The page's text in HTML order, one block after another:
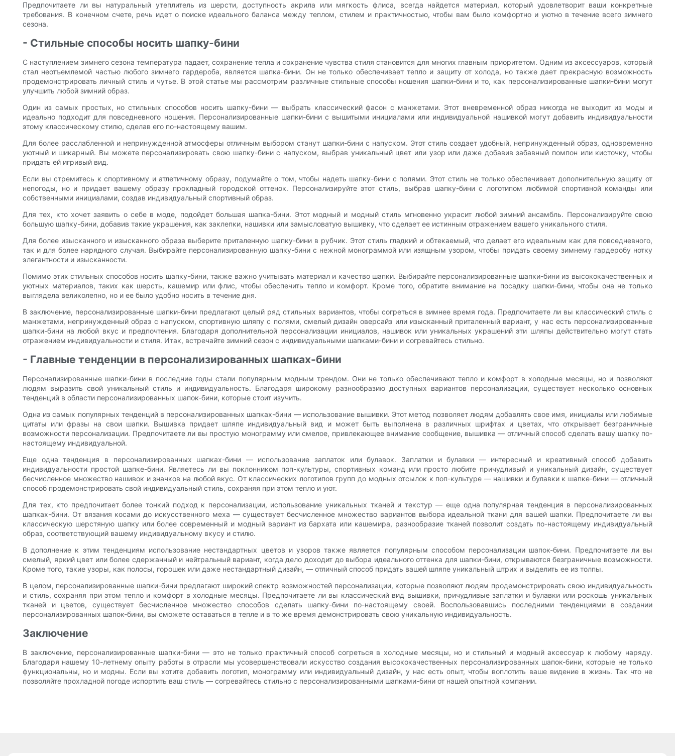
Предпочитаете ли вы натуральный утеплитель из шерсти, доступность акрила или мягкость флиса, всегда найдется материал, который удовлетворит ваши конкретные
требования. В конечном счете, речь идет о поиске идеального баланса между теплом, стилем и практичностью, чтобы вам было комфортно и уютно в течение всего зимнего
сезона.
- Стильные способы носить шапку-бини
С наступлением зимнего сезона температура падает, сохранение тепла и сохранение чувства стиля становится для многих главным приоритетом. Одним из аксессуаров, который
стал неотъемлемой частью любого зимнего гардероба, является шапка-бини. Он не только обеспечивает тепло и защиту от холода, но также дает прекрасную возможность
продемонстрировать личный стиль и чутье. В этой статье мы рассмотрим различные стильные способы ношения шапки-бини и то, как персонализированные шапки-бини могут
улучшить любой зимний образ.
Один из самых простых, но стильных способов носить шапку-бини — выбрать классический фасон с манжетами. Этот вневременной образ никогда не выходит из моды и
идеально подходит для повседневного ношения. Персонализированные шапки-бини с вышитыми инициалами или индивидуальной нашивкой могут добавить индивидуальности
этому классическому стилю, сделав его по-настоящему вашим.
Для более расслабленной и непринужденной атмосферы отличным выбором станут шапки-бини с напуском. Этот стиль создает удобный, непринужденный образ, одновременно
уютный и шикарный. Вы можете персонализировать свою шапку-бини с напуском, выбрав уникальный цвет или узор или даже добавив забавный помпон или кисточку, чтобы
придать ей игривый вид.
Если вы стремитесь к спортивному и атлетичному образу, подумайте о том, чтобы надеть шапку-бини с полями. Этот стиль не только обеспечивает дополнительную защиту от
непогоды, но и придает вашему образу прохладный городской оттенок. Персонализируйте этот стиль, выбрав шапку-бини с логотипом любимой спортивной команды или
собственными инициалами, создав индивидуальный спортивный образ.
Для тех, кто хочет заявить о себе в моде, подойдет большая шапка-бини. Этот модный и модный стиль мгновенно украсит любой зимний ансамбль. Персонализируйте свою
большую шапку-бини, добавив такие украшения, как заклепки, нашивки или замысловатую вышивку, что сделает ее истинным отражением вашего уникального стиля.
Для более изысканного и изысканного образа выберите приталенную шапку-бини в рубчик. Этот стиль гладкий и обтекаемый, что делает его идеальным как для повседневного,
так и для более нарядного случая. Выбирайте персонализированную шапку-бини с нежной монограммой или изящным узором, чтобы придать своему зимнему гардеробу нотку
элегантности и изысканности.
Помимо этих стильных способов носить шапку-бини, также важно учитывать материал и качество шапки. Выбирайте персонализированные шапки-бини из высококачественных и
уютных материалов, таких как шерсть, кашемир или флис, чтобы обеспечить тепло и комфорт. Кроме того, обратите внимание на посадку шапки-бини, чтобы она не только
выглядела великолепно, но и ее было удобно носить в течение дня.
В заключение, персонализированные шапки-бини предлагают целый ряд стильных вариантов, чтобы согреться в зимнее время года. Предпочитаете ли вы классический стиль с
манжетами, непринужденный образ с напуском, спортивную шляпу с полями, смелый дизайн оверсайз или изысканный приталенный вариант, у нас есть персонализированные
шапки-бини на любой вкус и предпочтения. Благодаря дополнительной персонализации инициалов, нашивок или уникальных украшений эти шляпы действительно могут стать
отражением индивидуальности и стиля. Итак, встречайте зимний сезон с индивидуальными шапками-бини и согревайтесь стильно.
- Главные тенденции в персонализированных шапках-бини
Персонализированные шапки-бини в последние годы стали популярным модным трендом. Они не только обеспечивают тепло и комфорт в холодные месяцы, но и позволяют
людям выразить свой уникальный стиль и индивидуальность. Благодаря широкому разнообразию доступных вариантов персонализации, существует несколько основных
тенденций в области персонализированных шапок-бини, которые стоит изучить.
Одна из самых популярных тенденций в персонализированных шапках-бини — использование вышивки. Этот метод позволяет людям добавлять свое имя, инициалы или любимые
цитаты или фразы на свои шапки. Вышивка придает шляпе индивидуальный вид и может быть выполнена в различных шрифтах и ​​цветах, что открывает безграничные
возможности персонализации. Предпочитаете ли вы простую монограмму или смелое, привлекающее внимание сообщение, вышивка — отличный способ сделать вашу шапку по-
настоящему индивидуальной.
Еще одна тенденция в персонализированных шапках-бини — использование заплаток или булавок. Заплатки и булавки — интересный и креативный способ добавить
индивидуальности простой шапке-бини. Являетесь ли вы поклонником поп-культуры, спортивных команд или просто любите причудливый и уникальный дизайн, существует
бесчисленное множество нашивок и значков на любой вкус. От классических логотипов групп до модных отсылок к поп-культуре — нашивки и булавки к шапке-бини — отличный
способ продемонстрировать свой индивидуальный стиль, сохраняя при этом тепло и уют.
Для тех, кто предпочитает более тонкий подход к персонализации, использование уникальных тканей и текстур — еще одна популярная тенденция в персонализированных
шапках-бини. От вязания косами до искусственного меха — существует бесчисленное множество вариантов выбора идеальной ткани для вашей шапки. Предпочитаете ли вы
классическую шерстяную шапку или более современный и модный вариант из бархата или кашемира, разнообразие тканей позволит создать по-настоящему индивидуальный
образ, соответствующий вашему индивидуальному вкусу и стилю.
В дополнение к этим тенденциям использование нестандартных цветов и узоров также является популярным способом персонализации шапок-бини. Предпочитаете ли вы
смелый, яркий цвет или более сдержанный и нейтральный вариант, когда дело доходит до выбора идеального оттенка для шапки-бини, открываются безграничные возможности.
Кроме того, такие узоры, как полосы, горошек или даже нестандартный дизайн, — отличный способ придать вашей шляпе уникальный штрих и выделить ее из толпы.
В целом, персонализированные шапки-бини предлагают широкий спектр возможностей персонализации, которые позволяют людям продемонстрировать свою индивидуальность
и стиль, сохраняя при этом тепло и комфорт в холодные месяцы. Предпочитаете ли вы классический вид вышивки, причудливые заплатки и булавки или роскошь уникальных
тканей и цветов, существует бесчисленное множество способов сделать шапку-бини по-настоящему своей. Воспользовавшись последними тенденциями в создании
персонализированных шапок-бини, вы сможете оставаться в тепле и в то же время демонстрировать свою уникальную индивидуальность.
Заключение
В заключение, персонализированные шапки-бини — это не только практичный способ согреться в холодные месяцы, но и стильный и модный аксессуар к любому наряду.
Благодаря нашему 10-летнему опыту работы в отрасли мы усовершенствовали искусство создания высококачественных персонализированных шапок-бини, которые не только
функциональны, но и модны. Если вы хотите добавить логотип, монограмму или индивидуальный дизайн, у нас есть опыт, чтобы воплотить ваше видение в жизнь. Так что не
позволяйте прохладной погоде испортить ваш стиль — согревайтесь стильно с персонализированными шапками-бини от нашей опытной компании.